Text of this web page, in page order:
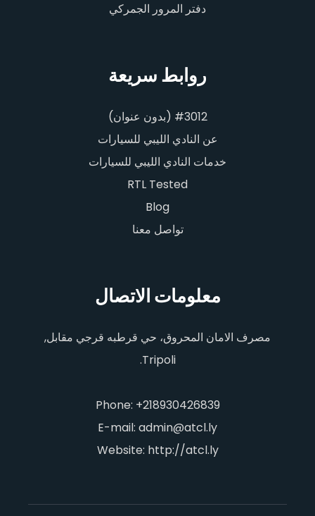
دفتر المرور الجمركي
روابط سريعة
#3012 (بدون عنوان)
عن النادي الليبي للسيارات
خدمات النادي الليبي للسيارات
RTL Tested
Blog
تواصل معنا
معلومات الاتصال
مصرف الامان المحروق، حي قرطبه قرجي مقابل,
Tripoli.
Phone: +218930426839
E-mail: admin@atcl.ly
Website: http://atcl.ly